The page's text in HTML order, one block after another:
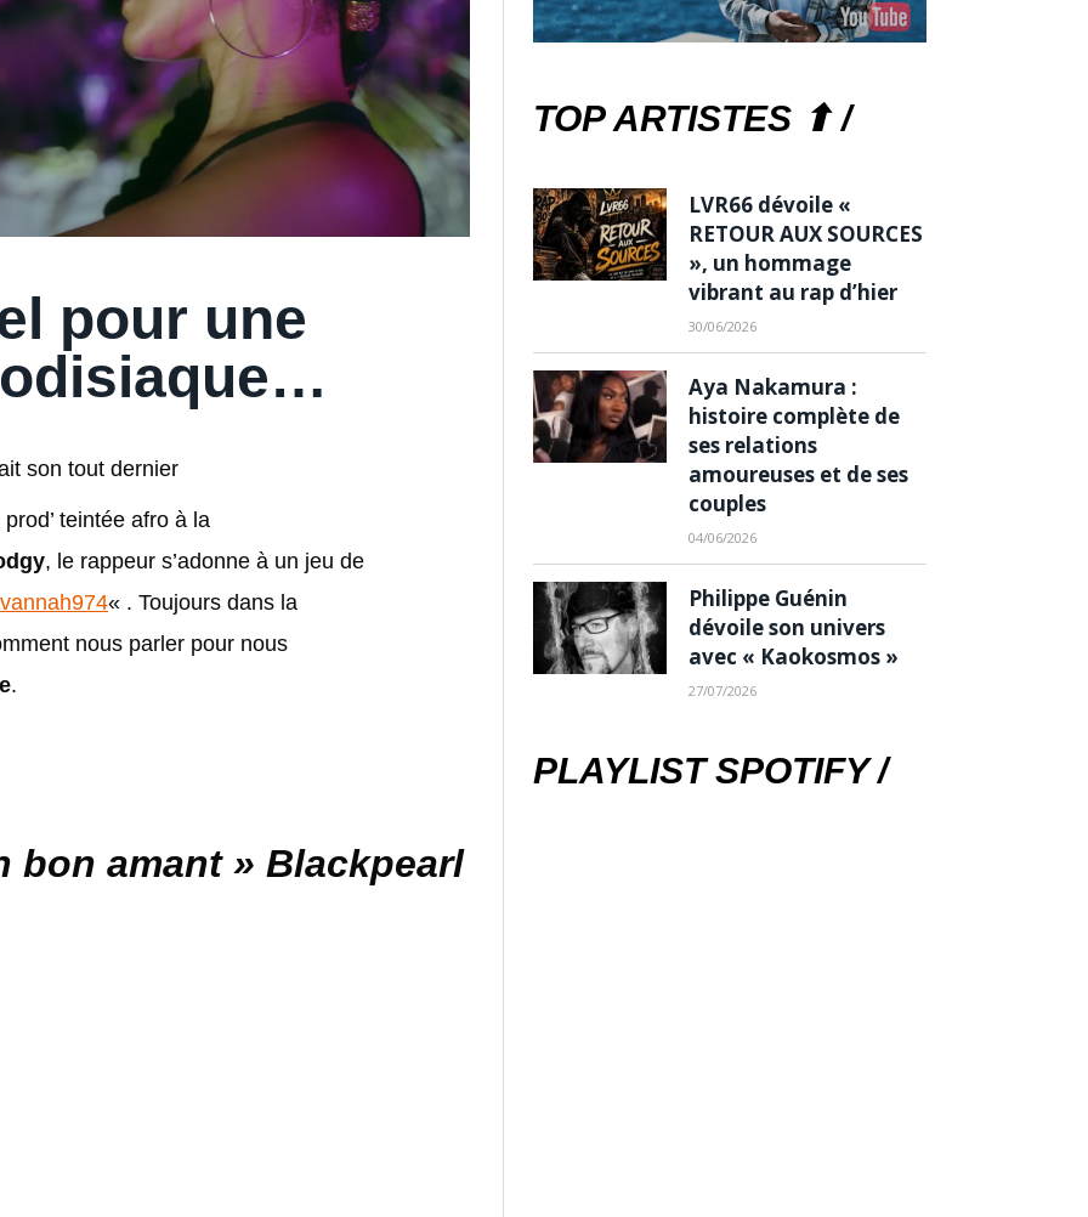
pour une
son tout dernier
teintée afro à la
, le rappeur s’adonne à un jeu de
« . Toujours dans la
nous parler pour nous
.
bon amant » Blackpearl
TOP ARTISTES ⬆ /
LVR66 dévoile «
RETOUR AUX SOURCES
», un hommage
vibrant au rap d’hier
30/06/2026
Aya Nakamura :
histoire complète de
ses relations
amoureuses et de ses
couples
04/06/2026
Philippe Guénin
dévoile son univers
avec « Kaokosmos »
27/07/2026
PLAYLIST SPOTIFY /